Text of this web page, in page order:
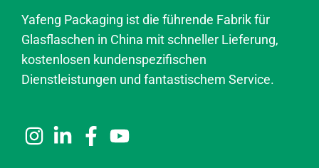
Yafeng Packaging ist die führende Fabrik für
Glasflaschen in China mit schneller Lieferung,
kostenlosen kundenspezifischen
Dienstleistungen und fantastischem Service.